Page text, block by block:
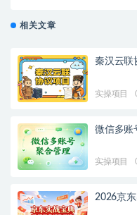
相关文章
秦汉云联
实操项目
微信多账
实操项目
2026京